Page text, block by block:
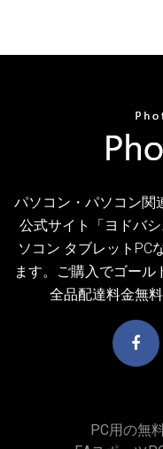
パソコン・パソコン関
公式サイト「ヨドバ
ソコン タブレットPC
ます。ご購入でゴー
全品配達料金無
PC用の無